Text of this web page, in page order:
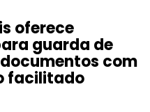
oferece
guarda de
com
facilitado